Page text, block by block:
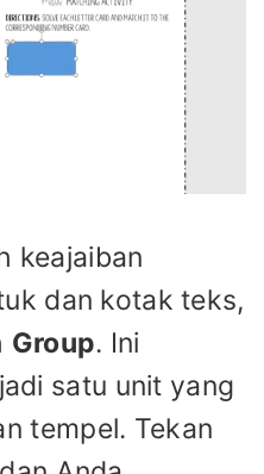
keajaiban
dan kotak teks,
Group. Ini
satu unit yang
tempel. Tekan